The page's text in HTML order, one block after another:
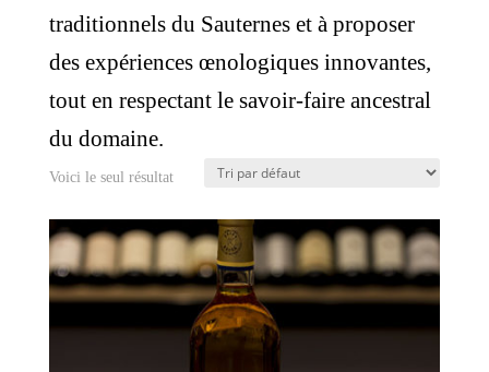
traditionnels du Sauternes et à proposer
des expériences œnologiques innovantes,
tout en respectant le savoir-faire ancestral
du domaine.
Voici le seul résultat